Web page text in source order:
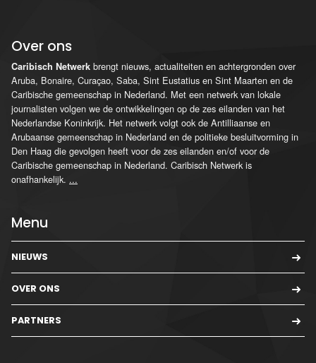
Over ons
Caribisch Netwerk brengt nieuws, actualiteiten en achtergronden over
Aruba, Bonaire, Curaçao, Saba, Sint Eustatius en Sint Maarten en de
Caribische gemeenschap in Nederland. Met een netwerk van lokale
journalisten volgen we de ontwikkelingen op de zes eilanden van het
Nederlandse Koninkrijk. Het netwerk volgt ook de Antilliaanse en
Arubaanse gemeenschap in Nederland en de politieke besluitvorming in
Den Haag die gevolgen heeft voor de zes eilanden en/of voor de
Caribische gemeenschap in Nederland. Caribisch Netwerk is
onafhankelijk. ...
Menu
NIEUWS
OVER ONS
PARTNERS